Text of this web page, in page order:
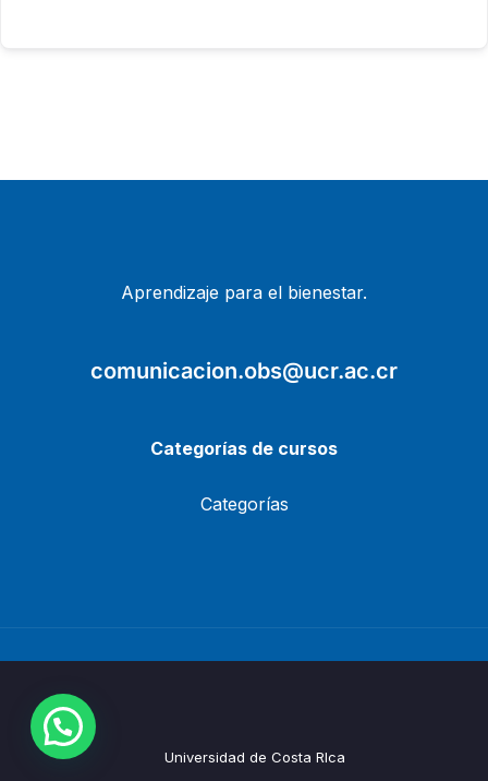
Aprendizaje para el bienestar.
comunicacion.obs@ucr.ac.cr
Categorías de cursos
Categorías
Universidad de Costa RIca